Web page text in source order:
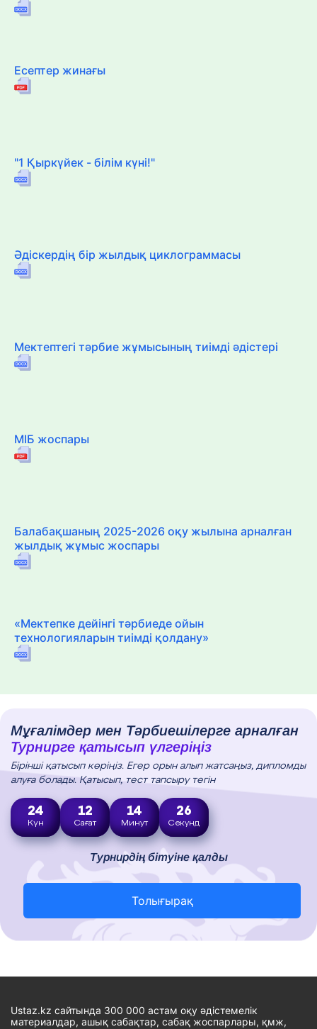
Есептер жинағы
"1 Қыркүйек - білім күні!"
Әдіскердің бір жылдық циклограммасы
Мектептегі тәрбие жұмысының тиімді әдістері
МІБ жоспары
Балабақшаның 2025-2026 оқу жылына арналған
жылдық жұмыс жоспары
«Мектепке дейінгі тәрбиеде ойын
технологияларын тиімді қолдану»
Мұғалімдер мен Тәрбиешілерге арналған
Турнирге қатысып үлгеріңіз
Бірінші қатысып көріңіз. Егер орын алып жатсаңыз, дипломды
алуға болады. Қатысып, тест тапсыру тегін
24
Күн
12
Сағат
14
Минут
25
Секунд
Турнирдің бітуіне қалды
Толығырақ
Ustaz.kz сайтында 300 000 астам оқу әдістемелік
материалдар, ашық сабақтар, сабақ жоспарлары, қмж,